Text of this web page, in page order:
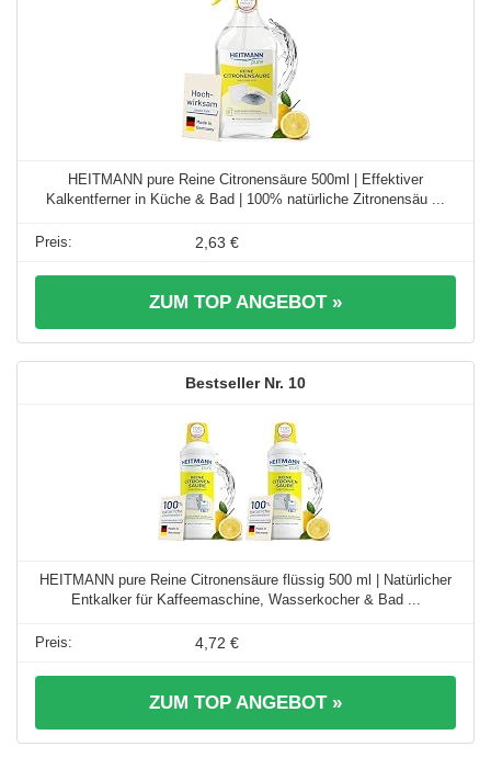
HEITMANN pure Reine Citronensäure 500ml | Effektiver
Kalkentferner in Küche & Bad | 100% natürliche Zitronensäu ...
2,63 €
ZUM TOP ANGEBOT »
10
HEITMANN pure Reine Citronensäure flüssig 500 ml | Natürlicher
Entkalker für Kaffeemaschine, Wasserkocher & Bad ...
4,72 €
ZUM TOP ANGEBOT »